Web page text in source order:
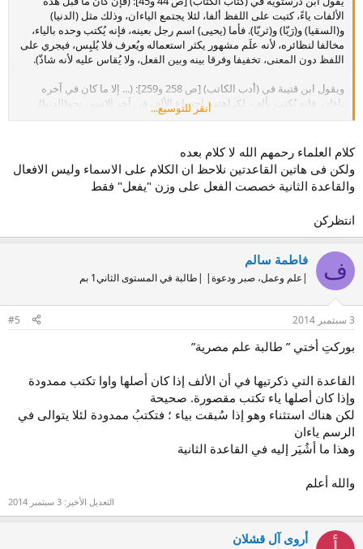
الألفات ياءً، كتبت على اللفظ ألفا، لئلا يجتمع الياءان، وذلك مثل (الدنيا)
و(السقيا) و(رَيّا) و(ثريّا). فأما (يحيى) اسم رجل بعينه، فإنه يُكتب وحده بالياء،
مخالفا لنظائره، لأنه علَم مشهور يكثر استعماله ويُعرف فلا يُلبِس، فيجري على
اللفظ دون المعنى، تخفيفا وفرقا بينه وبين الفعل، ولا يُقاس عليه لأنه شاذّ).
ويقول ابن قتيبة في (أدب الكاتب) [ص 258 و259]: (... إلا ما كان في آخره
ياءان، فإنه يُكتب بألف، لكراهتهم اجتماع الألف في آخر الاسم، نحو(الدنيا)
و(العليا) و(القُصيا)، ونحو (مُعَيّا) و(مُحَيّا) و(عام حَيًا) و(رؤيا) و(سقيا) ، خلا (يحيى)
القياس، وأحسبهم اتبعوا المصحف. وكذلك إن كان مثل هذا على (يفعَل)، نحو
(فلان يعْيا بالأمر) و(يحْيا سنين)، كتبت بالألف كراهة لاجتماع ياءين في آخره).
أنقر للتوسيع...
كلام العلماء رحمهم الله لا كلام بعده
ولكن فى هاتين القاعدتين نلاحظ ان الكلام على الاسماء وليس الافعال
والقاعدة الثانية خصصت الفعل على وزن "يفعل" فقط
انتظركن
ف فاطمة سالم
|علم وعمل، صبر ودعوة| |طالبة في المستوى الثاني1 بم
3 سبتمبر 2014 #5
بوركتِ أختي ” طالبة علم مصرية”
القاعدة التي ذكرتيها في أن الألف إذا كان أصلها واوا تكتب ممدودة
وإذا كان أصلها ياء تكتب مقصورة. صحيحة
لكن هناك استثناء وهو إذا سُبقت بياء ؛ فتكتبُ ممدودة لئلا يتوالى في
الرسم ياءان
وهذا ما أشُيَر إليه في القاعدة الثانية
والله أعلم
التعديل الأخير: 3 سبتمبر 2014
أروى آل قشلان